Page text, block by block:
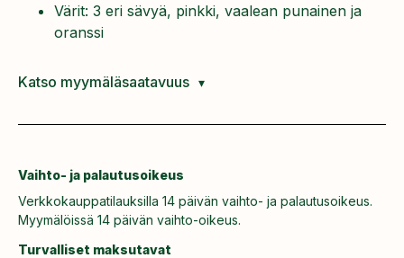
Värit: 3 eri sävyä, pinkki, vaalean punainen ja
oranssi
Katso myymäläsaatavuus
Vaihto- ja palautusoikeus
Verkkokauppatilauksilla 14 päivän vaihto- ja palautusoikeus.
Myymälöissä 14 päivän vaihto-oikeus.
Turvalliset maksutavat